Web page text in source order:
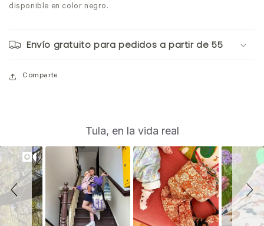
disponible en color negro.
Envío gratuito para pedidos a partir de 55
Comparte
i
d
e
s
h
o
w
Tula, en la vida real